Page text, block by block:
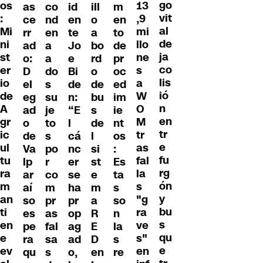
os
:
Mi
ni
st
er
io
de
A
gr
ic
ul
tu
ra
m
an
ti
en
e
ev
as
ce
rr
ad
o:
D
el
eg
ad
o
de
Va
lp
ar
aí
so
es
pe
ra
qu
co
nd
en
a
a
do
s
su
je
to
s
po
r
co
m
pr
as
fal
sa
s
id
en
te
Jo
e
Bi
de
n:
“E
l
cá
nc
er
se
ha
pr
op
ag
ad
o,
ill
o
a
bo
rd
o
de
bu
s
de
l
si
st
e
m
a
R
E
D
en
m
en
to
de
pr
oc
ed
im
ie
nt
os
:
Es
ta
s
so
n
la
s
re
13
,9
mi
llo
ne
s
a
W
O
M
tr
as
fal
la
s
"g
ra
ve
s"
en
go
vit
al
de
ja
co
lis
ió
n
en
tr
e
fu
rg
ón
y
bu
s
qu
e